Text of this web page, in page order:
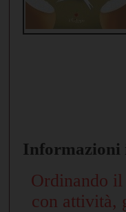
Ordinando
con attività,